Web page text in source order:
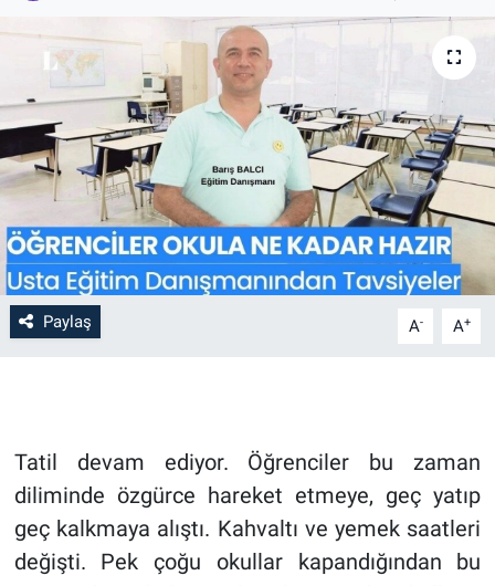
Paylaş A- A+
Tatil devam ediyor. Öğrenciler bu zaman
diliminde özgürce hareket etmeye, geç yatıp
geç kalkmaya alıştı. Kahvaltı ve yemek saatleri
değişti. Pek çoğu okullar kapandığından bu